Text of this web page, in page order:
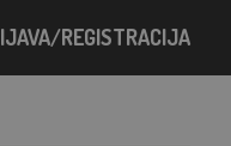
REGISTRACIJA